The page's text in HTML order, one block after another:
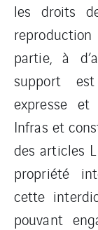
les droits
partie, à
support
expresse et
Infras et
des articles
propriété
cette
pouvant